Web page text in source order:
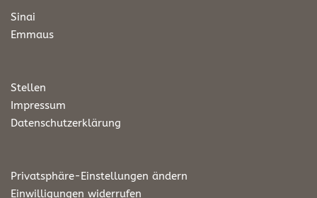
Sinai
Emmaus
Stellen
Impressum
Datenschutzerklärung
Privatsphäre-Einstellungen ändern
Einwilligungen widerrufen